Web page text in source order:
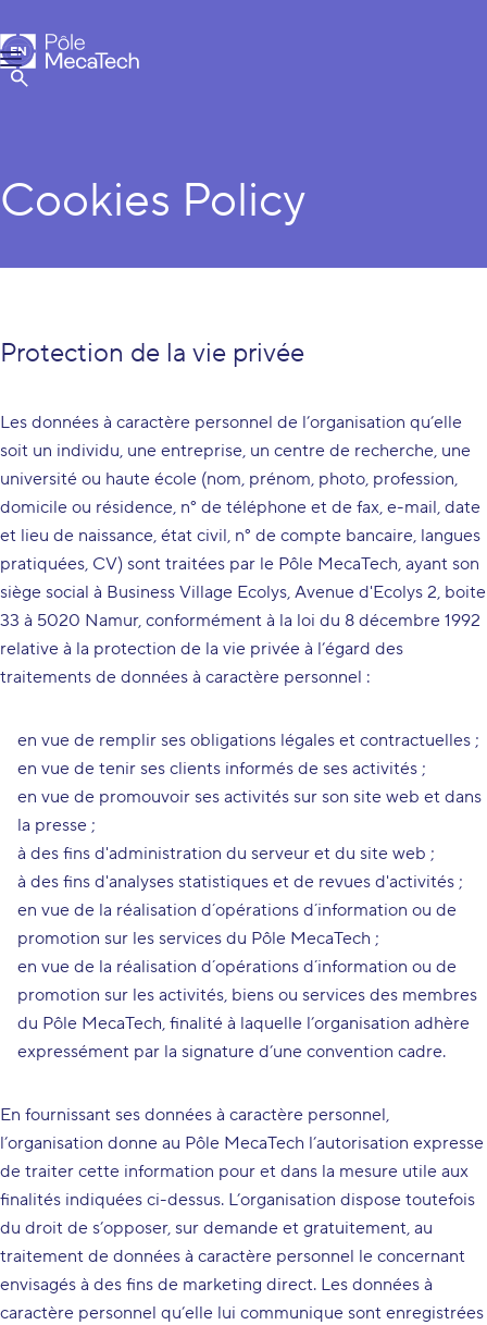
MecaTech
Menu
Show Search
EN
FR
Cookies Policy
Protection de la vie privée
Les données à caractère personnel de l’organisation qu’elle
soit un individu, une entreprise, un centre de recherche, une
université ou haute école (nom, prénom, photo, profession,
domicile ou résidence, n° de téléphone et de fax, e-mail, date
et lieu de naissance, état civil, n° de compte bancaire, langues
pratiquées, CV) sont traitées par le Pôle MecaTech, ayant son
siège social à Business Village Ecolys, Avenue d'Ecolys 2, boite
33 à 5020 Namur, conformément à la loi du 8 décembre 1992
relative à la protection de la vie privée à l’égard des
traitements de données à caractère personnel :
en vue de remplir ses obligations légales et contractuelles ;
en vue de tenir ses clients informés de ses activités ;
en vue de promouvoir ses activités sur son site web et dans
la presse ;
à des fins d'administration du serveur et du site web ;
à des fins d'analyses statistiques et de revues d'activités ;
en vue de la réalisation d´opérations d´information ou de
promotion sur les services du Pôle MecaTech ;
en vue de la réalisation d´opérations d´information ou de
promotion sur les activités, biens ou services des membres
du Pôle MecaTech, finalité à laquelle l’organisation adhère
expressément par la signature d’une convention cadre.
En fournissant ses données à caractère personnel,
l’organisation donne au Pôle MecaTech l’autorisation expresse
de traiter cette information pour et dans la mesure utile aux
finalités indiquées ci-dessus. L’organisation dispose toutefois
du droit de s’opposer, sur demande et gratuitement, au
traitement de données à caractère personnel le concernant
envisagés à des fins de marketing direct. Les données à
caractère personnel qu’elle lui communique sont enregistrées